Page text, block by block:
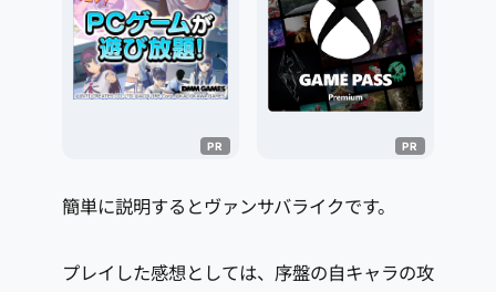
簡単に説明するとヴァンサバライクです。
プレイした感想としては、序盤の自キャラの攻